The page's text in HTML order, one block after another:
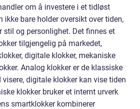
om å investere i et tidløst
ikke bare holder oversikt over tiden,
stil og personlighet. Det finnes et
tilgjengelig på markedet,
digitale klokker, mekaniske
Analog klokker er de klassiske
digitale klokker kan vise tiden
klokker bruker et internt urverk
smartklokker kombinerer